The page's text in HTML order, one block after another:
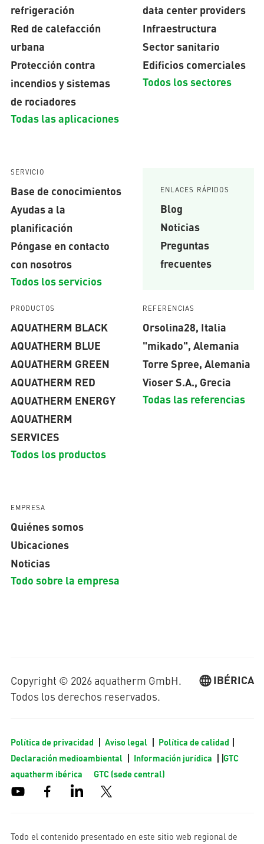
refrigeración
Red de calefacción
urbana
Protección contra
incendios y sistemas
de rociadores
Todas las aplicaciones
data center providers
Infraestructura
Sector sanitario
Edificios comerciales
Todos los sectores
SERVICIO
Base de conocimientos
Ayudas a la
planificación
Póngase en contacto
con nosotros
Todos los servicios
ENLACES RÁPIDOS
Blog
Noticias
Preguntas
frecuentes
PRODUCTOS
AQUATHERM BLACK
AQUATHERM BLUE
AQUATHERM GREEN
AQUATHERM RED
AQUATHERM ENERGY
AQUATHERM
SERVICES
Todos los productos
REFERENCIAS
Orsolina28, Italia
"mikado", Alemania
Torre Spree, Alemania
Vioser S.A., Grecia
Todas las referencias
EMPRESA
Quiénes somos
Ubicaciones
Noticias
Todo sobre la empresa
Copyright © 2026 aquatherm GmbH.
Todos los derechos reservados.
IBÉRICA
Política de privacidad Aviso legal
Política de calidad
Declaración medioambiental
Información jurídica
GTC
aquatherm ibérica
GTC (sede central)
Todo el contenido presentado en este sitio web regional de